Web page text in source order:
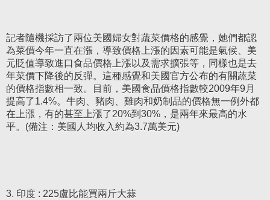
記者隨機採訪了兩位美國婦女對蔬菜價格的感覺，她們都認
為菜價今年一直在漲，導致價格上漲的因素可能是氣候、美
元貶值導致進口食品價格上漲以及需求擴張等，同樣也是去
年菜價下降後的反彈。這種感覺和美國官方公布的有關蔬菜
的價格指數相一致。目前，美國食品價格指數較2009年9月
提高了1.4%。牛肉、豬肉、雞肉和奶制品的價格無一例外都
在上漲，有的甚至上漲了20%到30%，是兩年來最高的水
平。(備注：美國人均收入約為3.7萬美元)
3. 印度 : 225盧比能買兩斤大蒜